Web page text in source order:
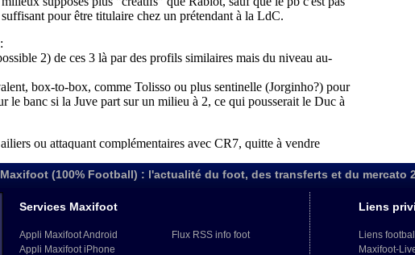
Maxifoot (100% Football) : l'actualité du foot, des transferts et du mercato
Services Maxifoot
Appli Maxifoot Android
Appli Maxifoot iPhone
Flux RSS info foot
Liens
Liens football
Maxifoot-